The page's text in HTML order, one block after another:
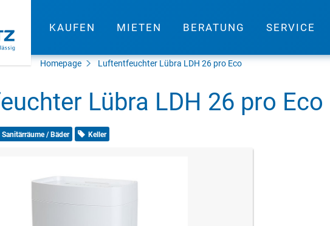
KAUFEN MIETEN BERATUNG SERVICE
Homepage Luftentfeuchter Lübra LDH 26 pro Eco
Lübra LDH 26 pro Eco
Sanitärräume / Bäder Keller